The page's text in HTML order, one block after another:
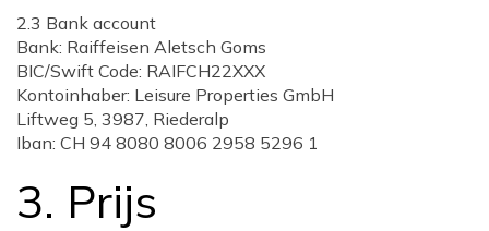
2.3 Bank account
Bank: Raiffeisen Aletsch Goms
BIC/Swift Code: RAIFCH22XXX
Kontoinhaber: Leisure Properties GmbH
Liftweg 5, 3987, Riederalp
Iban: CH 94 8080 8006 2958 5296 1
3. Prijs